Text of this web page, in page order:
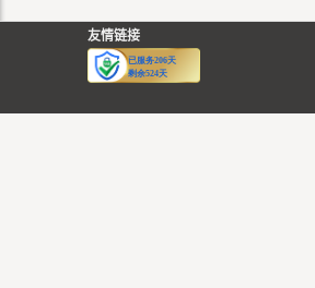
友情链接